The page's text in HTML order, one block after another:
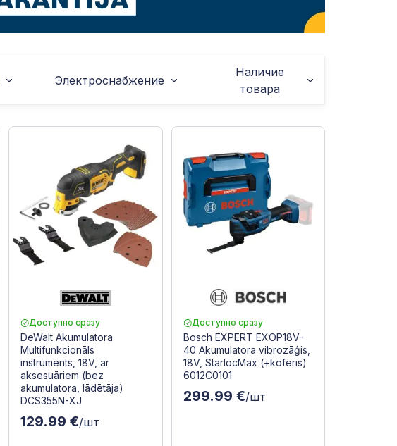
Электроснабжение
Наличие
товара
Доступно сразу
DeWalt Akumulatora
Multifunkcionāls
instruments, 18V, ar
aksesuāriem (bez
akumulatora, lādētāja)
DCS355N-XJ
129.99 €/шт
Доступно сразу
Bosch EXPERT EXOP18V-
40 Akumulatora vibrozāģis,
18V, StarlocMax (+koferis)
6012C0101
299.99 €/шт